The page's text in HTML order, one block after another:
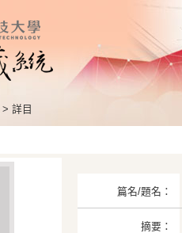
> 詳目
篇名/題名：
摘要：